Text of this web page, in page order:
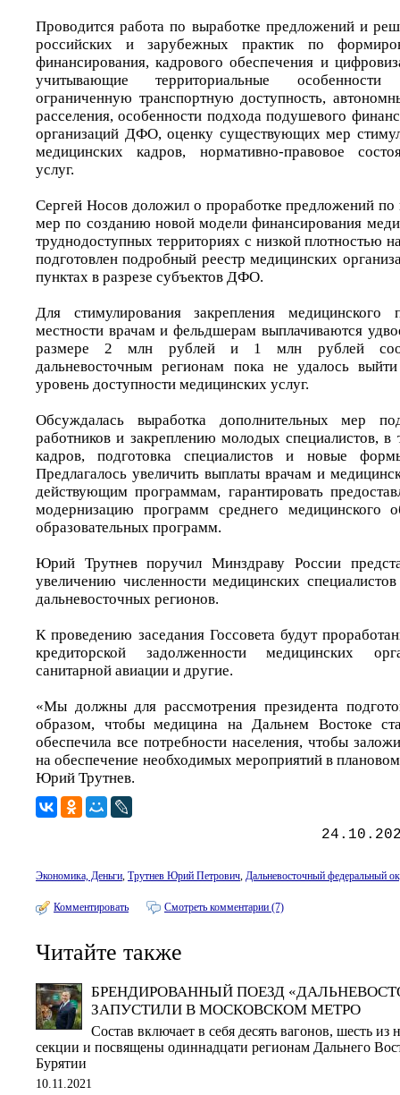
Проводится работа по выработке предложений и
российских и зарубежных практик по
финансирования, кадрового обеспечения и
учитывающие территориальные
ограниченную транспортную доступность,
расселения, особенности подхода подушевого
организаций ДФО, оценку существующих мер
медицинских кадров, нормативно-правовое
услуг.
Сергей Носов доложил о проработке предложений
мер по созданию новой модели финансирования
труднодоступных территориях с низкой плотностью
подготовлен подробный реестр медицинских
пунктах в разрезе субъектов ДФО.
Для стимулирования закрепления медицинского
местности врачам и фельдшерам выплачиваются
размере 2 млн рублей и 1 млн рублей
дальневосточным регионам пока не удалось
уровень доступности медицинских услуг.
Обсуждалась выработка дополнительных мер
работников и закреплению молодых специалистов, в
кадров, подготовка специалистов и новые
Предлагалось увеличить выплаты врачам и
действующим программам, гарантировать
модернизацию программ среднего медицинского
образовательных программ.
Юрий Трутнев поручил Минздраву России
увеличению численности медицинских
дальневосточных регионов.
К проведению заседания Госсовета будут
кредиторской задолженности медицинских
санитарной авиации и другие.
«Мы должны для рассмотрения президента
образом, чтобы медицина на Дальнем Востоке
обеспечила все потребности населения, чтобы
на обеспечение необходимых мероприятий в
Юрий Трутнев.
Экономика, Деньги, Трутнев Юрий Петрович, Дальневосточный федеральный
Комментировать Смотреть комментарии (7)
Читайте также
БРЕНДИРОВАННЫЙ ПОЕЗД
ЗАПУСТИЛИ В МОСКОВСКОМ МЕТРО
Состав включает в себя десять вагонов, шесть из
секции и посвящены одиннадцати регионам Дальнего
Бурятии
10.11.2021